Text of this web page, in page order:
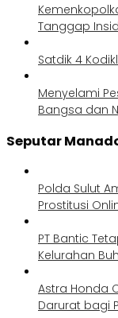
Tanggap
Satdik 4
Menyelami
Bangsa dan
Seputar
Polda Sulut
Prostitusi
PT Bantic
Kelurahan
Astra Honda
Darurat bagi